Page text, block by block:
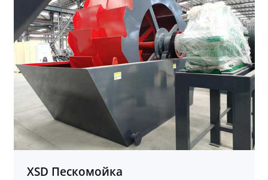
XSD Пескомойка